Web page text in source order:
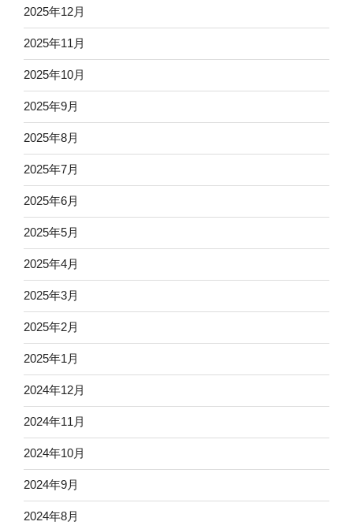
2025年12月
2025年11月
2025年10月
2025年9月
2025年8月
2025年7月
2025年6月
2025年5月
2025年4月
2025年3月
2025年2月
2025年1月
2024年12月
2024年11月
2024年10月
2024年9月
2024年8月